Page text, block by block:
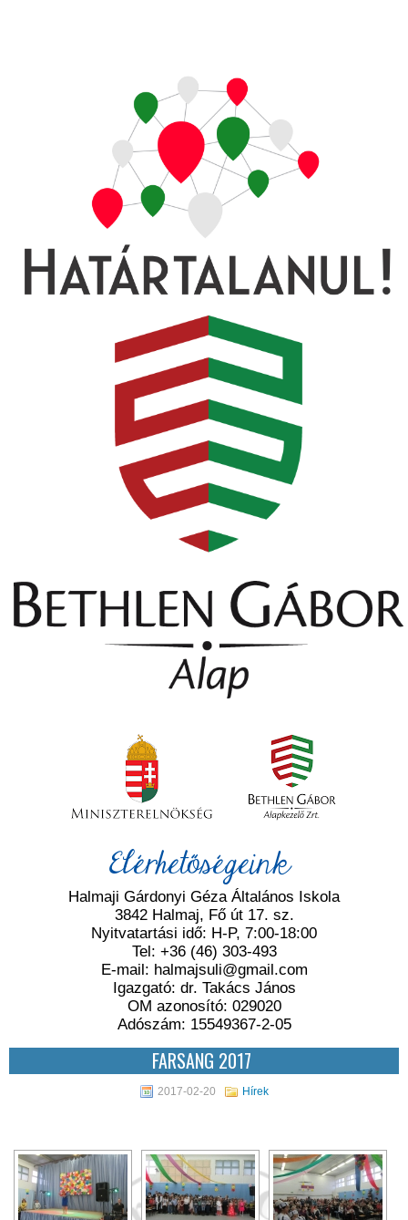
Elérhetőségeink
Halmaji Gárdonyi Géza Általános Iskola
3842 Halmaj, Fő út 17. sz.
Nyitvatartási idő: H-P, 7:00-18:00
Tel: +36 (46) 303-493
E-mail: halmajsuli@gmail.com
Igazgató: dr. Takács János
OM azonosító: 029020
Adószám: 15549367-2-05
FARSANG 2017
2017-02-20 Hírek